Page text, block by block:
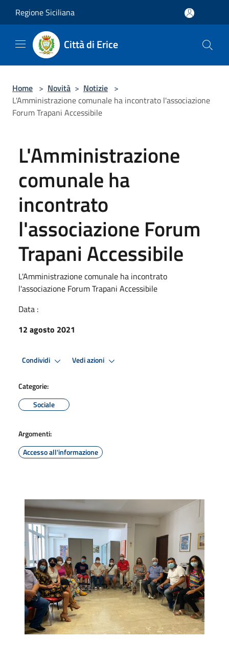
Regione Siciliana
Città di Erice
Home > Novità > Notizie >
L'Amministrazione comunale ha incontrato l'associazione
Forum Trapani Accessibile
L'Amministrazione
comunale ha
incontrato
l'associazione Forum
Trapani Accessibile
L'Amministrazione comunale ha incontrato
l'associazione Forum Trapani Accessibile
Data :
12 agosto 2021
Condividi Vedi azioni
Categorie:
Sociale
Argomenti:
Accesso all'informazione